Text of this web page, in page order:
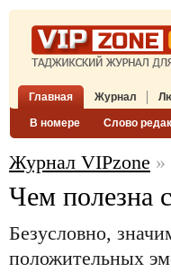
Главная Журнал
В номере Слово
Журнал VIPzone »
Чем полезна
Безусловно,
положительных